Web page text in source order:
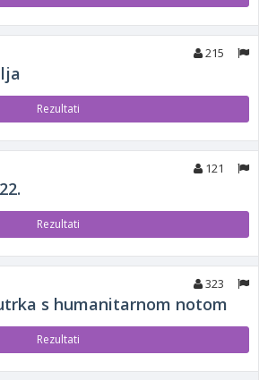
215
Rezultati
121
Rezultati
323
s humanitarnom notom
Rezultati